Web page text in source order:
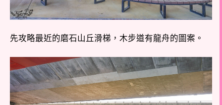
先攻略最近的磨石山丘滑梯，木步道有龍舟的圖案。